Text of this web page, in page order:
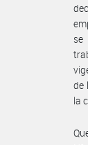
se
de
la